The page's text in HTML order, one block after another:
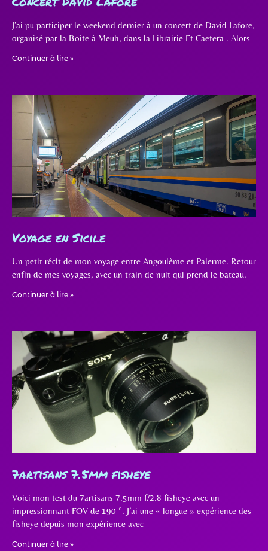
J’ai pu participer le weekend dernier à un concert de David Lafore,
organisé par la Boite à Meuh, dans la Librairie Et Caetera . Alors
Continuer à lire »
Voyage en Sicile
Un petit récit de mon voyage entre Angoulème et Palerme. Retour
enfin de mes voyages, avec un train de nuit qui prend le bateau.
Continuer à lire »
7artisans 7.5mm fisheye
Voici mon test du 7artisans 7.5mm f/2.8 fisheye avec un
impressionnant FOV de 190 °. J’ai une « longue » expérience des
fisheye depuis mon expérience avec
Continuer à lire »